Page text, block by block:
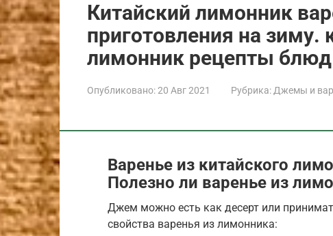
Китайский лимонник
приготовления на зиму.
лимонник рецепты блюд
Опубликовано:20 Авг 2021 Рубрика: Джемы и
Варенье из китайского
Полезно ли варенье из
Джем можно есть как десерт или
свойства варенья из лимонника: